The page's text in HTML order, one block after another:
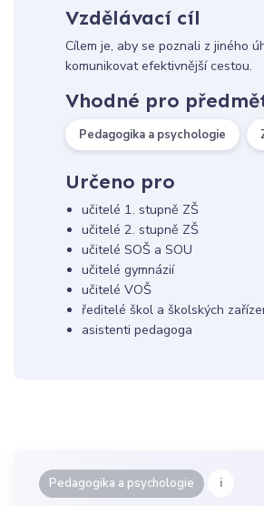
Vzdělávací cíl
Cílem je, aby se poznali z jiného
komunikovat efektivnější cestou.
Vhodné pro
Pedagogika a psychologie
Určeno pro
učitelé 1. stupně ZŠ
učitelé 2. stupně ZŠ
učitelé SOŠ a SOU
učitelé gymnázií
učitelé VOŠ
ředitelé škol a školských
asistenti pedagoga
Pedagogika a psychologie i